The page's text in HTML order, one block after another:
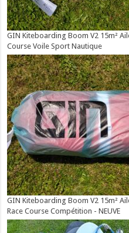
GIN Kiteboarding Boom V2 15m²
Course Voile Sport Nautique
GIN Kiteboarding Boom V2 15m²
Race Course Compétition - NEUVE